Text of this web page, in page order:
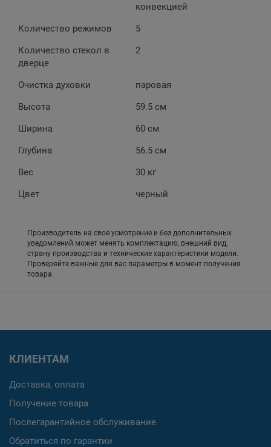
конвекцией
Количество режимов
5
Количество стекол в
дверце
2
Очистка духовки
паровая
Высота
59.5 см
Ширина
60 см
Глубина
56.5 см
Вес
30 кг
Цвет
черный
Производитель на свое усмотрение и без дополнительных
уведомлений может менять комплектацию, внешний вид,
страну производства и технические характеристики модели.
Проверяйте важные для вас параметры в момент получения
товара.
КЛИЕНТАМ
Доставка, оплата
Получение товара
Послегарантийное обслуживание
Обратиться по гарантии